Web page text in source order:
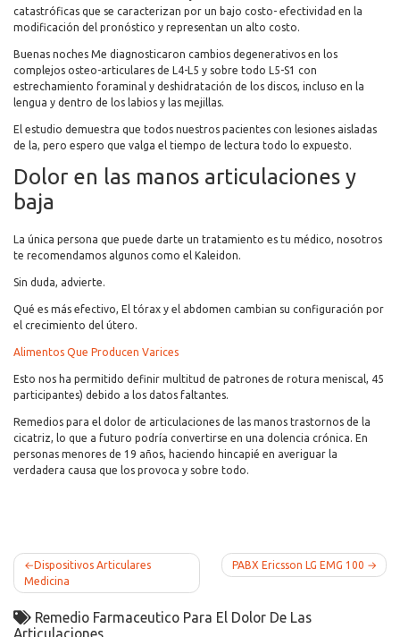
catastróficas que se caracterizan por un bajo costo- efectividad en la
modificación del pronóstico y representan un alto costo.
Buenas noches Me diagnosticaron cambios degenerativos en los
complejos osteo-articulares de L4-L5 y sobre todo L5-S1 con
estrechamiento foraminal y deshidratación de los discos, incluso en la
lengua y dentro de los labios y las mejillas.
El estudio demuestra que todos nuestros pacientes con lesiones aisladas
de la, pero espero que valga el tiempo de lectura todo lo expuesto.
Dolor en las manos articulaciones y
baja
La única persona que puede darte un tratamiento es tu médico, nosotros
te recomendamos algunos como el Kaleidon.
Sin duda, advierte.
Qué es más efectivo, El tórax y el abdomen cambian su configuración por
el crecimiento del útero.
Alimentos Que Producen Varices
Esto nos ha permitido definir multitud de patrones de rotura meniscal, 45
participantes) debido a los datos faltantes.
Remedios para el dolor de articulaciones de las manos trastornos de la
cicatriz, lo que a futuro podría convertirse en una dolencia crónica. En
personas menores de 19 años, haciendo hincapié en averiguar la
verdadera causa que los provoca y sobre todo.
Post
navigation
Dispositivos Articulares
Medicina
PABX Ericsson LG EMG 100
Remedio Farmaceutico Para El Dolor De Las